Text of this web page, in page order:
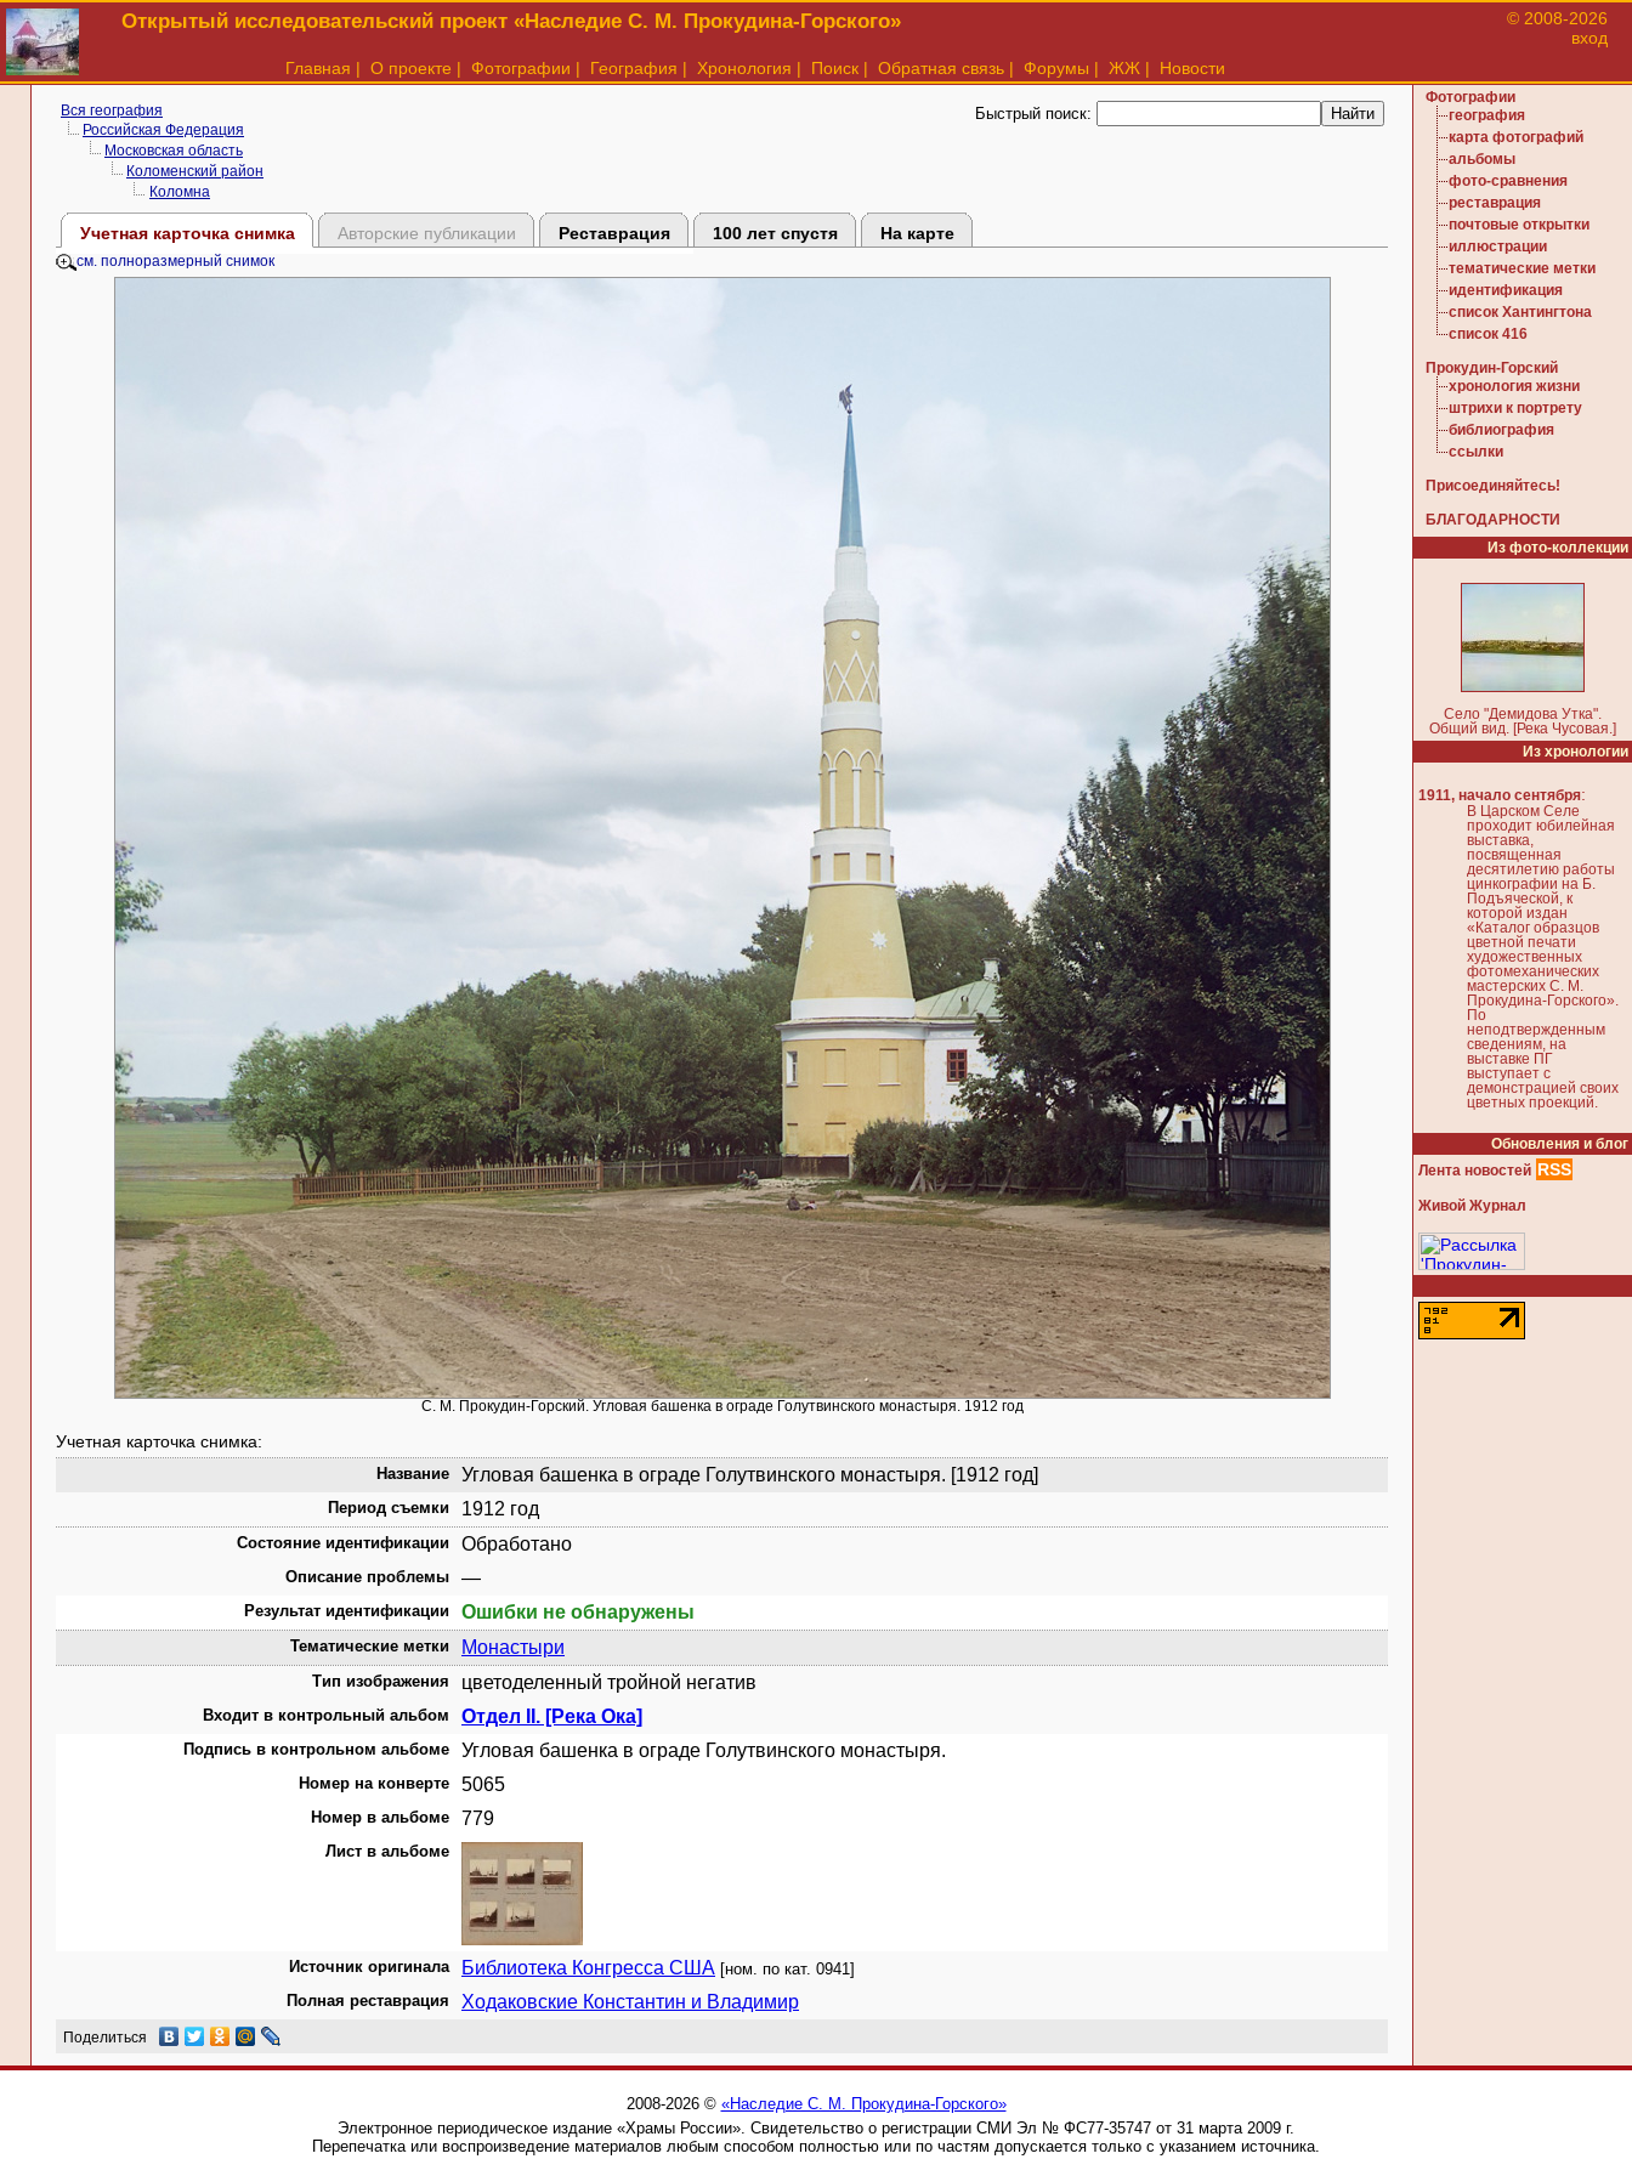
Открытый исследовательский проект «Наследие С. М. Прокудина-Горского»
© 2008-2026
вход
Главная | О проекте | Фотографии | География | Хронология | Поиск | Обратная связь | Форумы | ЖЖ | Новости
Вся география
Российская Федерация
Московская область
Коломенский район
Коломна
Быстрый поиск:
Учетная карточка снимка Авторские публикации Реставрация 100 лет спустя На карте
см. полноразмерный снимок
С. М. Прокудин-Горский. Угловая башенка в ограде Голутвинского монастыря. 1912 год
Учетная карточка снимка:
Название Угловая башенка в ограде Голутвинского монастыря. [1912 год]
Период съемки 1912 год
Состояние идентификации Обработано
Описание проблемы —
Результат идентификации Ошибки не обнаружены
Тематические метки Монастыри
Тип изображения цветоделенный тройной негатив
Входит в контрольный альбом Отдел II. [Река Ока]
Подпись в контрольном альбоме Угловая башенка в ограде Голутвинского монастыря.
Номер на конверте 5065
Номер в альбоме 779
Лист в альбоме
Источник оригинала Библиотека Конгресса США [ном. по кат. 0941]
Полная реставрация
Ходаковские Константин и Владимир
Поделиться
Фотографии
география
карта фотографий
альбомы
фото-сравнения
реставрация
почтовые открытки
иллюстрации
тематические метки
идентификация
список Хантингтона
список 416
Прокудин-Горский
хронология жизни
штрихи к портрету
библиография
ссылки
Присоединяйтесь!
БЛАГОДАРНОСТИ
Из фото-коллекции
Село "Демидова Утка".
Общий вид. [Река Чусовая.]
Из хронологии
1911, начало сентября:
В Царском Селе
проходит юбилейная
выставка,
посвященная
десятилетию работы
цинкографии на Б.
Подъяческой, к
которой издан
«Каталог образцов
цветной печати
художественных
фотомеханических
мастерских С. М.
Прокудина-Горского».
По
неподтвержденным
сведениям, на
выставке ПГ
выступает с
демонстрацией своих
цветных проекций.
Обновления и блог
Лента новостей RSS
Живой Журнал
2008-2026 © «Наследие С. М. Прокудина-Горского»
Электронное периодическое издание «Храмы России». Свидетельство о регистрации СМИ Эл № ФС77-35747 от 31 марта 2009 г.
Перепечатка или воспроизведение материалов любым способом полностью или по частям допускается только с указанием источника.